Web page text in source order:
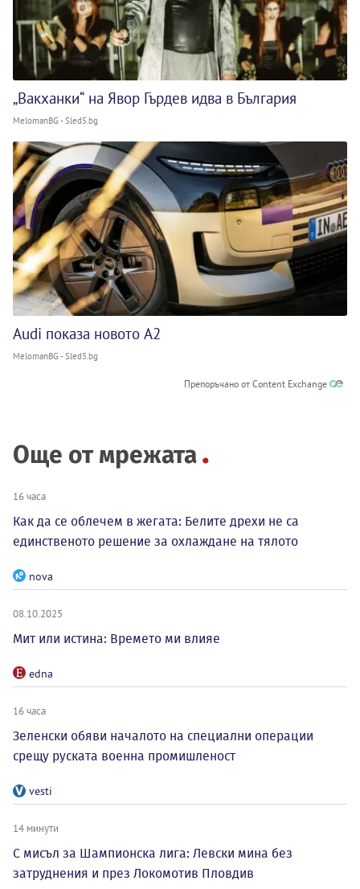
„Вакханки“ на Явор Гърдев идва в България
MelomanBG - Sled5.bg
Audi показа новото A2
MelomanBG - Sled5.bg
Препоръчано от Content Exchange
Още от мрежата
16 часа
Как да се облечем в жегата: Белите дрехи не са
единственото решение за охлаждане на тялото
nova
08.10.2025
Мит или истина: Времето ми влияе
edna
16 часа
Зеленски обяви началото на специални операции
срещу руската военна промишленост
vesti
14 минути
С мисъл за Шампионска лига: Левски мина без
затруднения и през Локомотив Пловдив